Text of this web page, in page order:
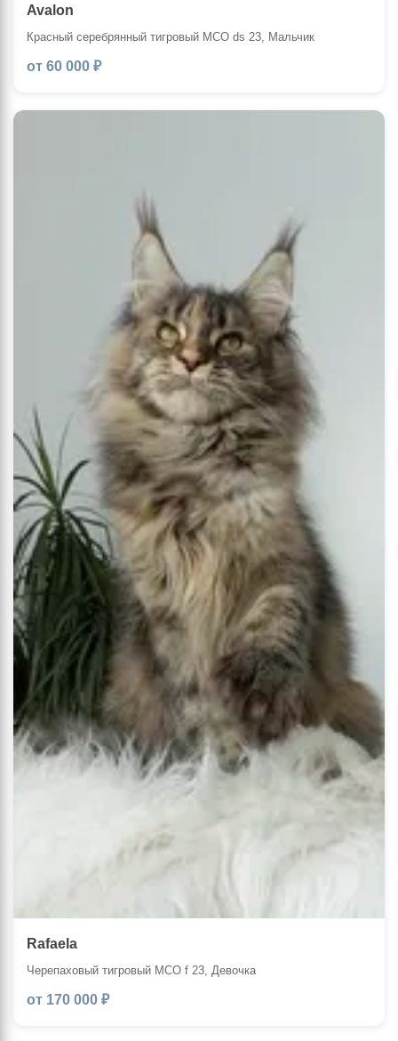
Avalon
Красный серебрянный тигровый MCO ds 23, Мальчик
от 60 000 ₽
Rafaela
Черепаховый тигровый MCO f 23, Девочка
от 170 000 ₽